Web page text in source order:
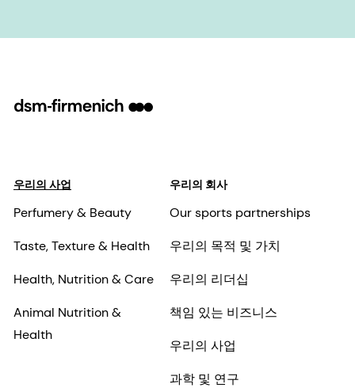
우리의 사업
Perfumery & Beauty
Taste, Texture & Health
Health, Nutrition & Care
Animal Nutrition &
Health
우리의 회사
Our sports partnerships
우리의 목적 및 가치
우리의 리더십
책임 있는 비즈니스
우리의 사업
과학 및 연구